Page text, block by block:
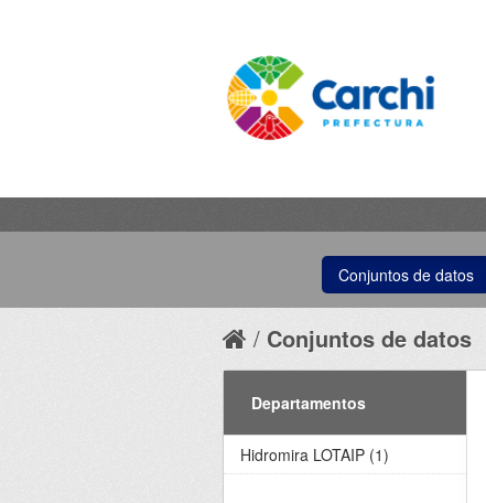
Conjuntos de datos
Conjuntos de datos
Departamentos
Hidromira LOTAIP (1)